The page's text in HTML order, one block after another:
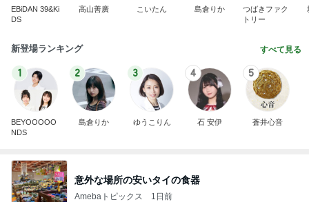
EBiDAN 39&Ki
DS
高山善廣 こいたん 島倉りか
つばきファク
トリー
新登場ランキング すべて見る
1
BEYOOOOO
NDS
2
島倉りか
3
ゆうこりん
4
石 安伊
5
蒼井心音
意外な場所の安いタイの食器
Amebaトピックス 1日前